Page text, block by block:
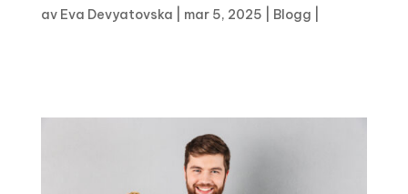
av Eva Devyatovska mar 5, 2025 Blogg